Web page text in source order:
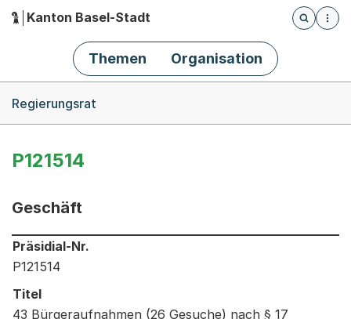
Hauptnavigation
Kanton Basel-Stadt
Öffnet
Themen Organisation
Regierungsrat
P121514
Geschäft
Informationen zum Ausgewählten Geschäft
Präsidial-Nr.
P121514
Titel
43 Bürgeraufnahmen (26 Gesuche) nach § 17